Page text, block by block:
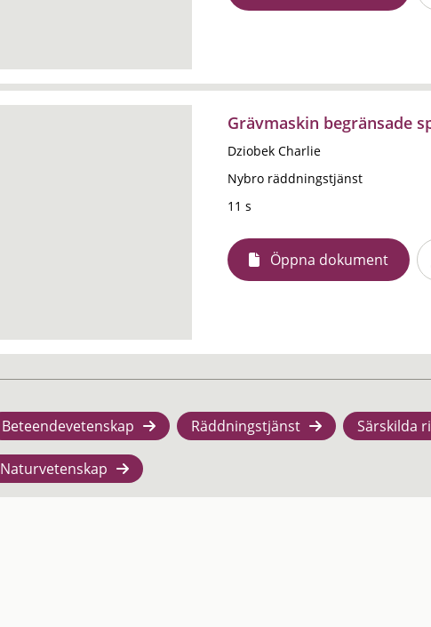
Grävmaskin begränsade
Dziobek Charlie
Nybro räddningstjänst
11 s
Öppna dokument
Beteendevetenskap Räddningstjänst Särskilda
Naturvetenskap